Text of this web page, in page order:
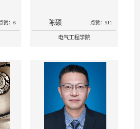
赞：6 陈硕 点赞：511
电气工程学院